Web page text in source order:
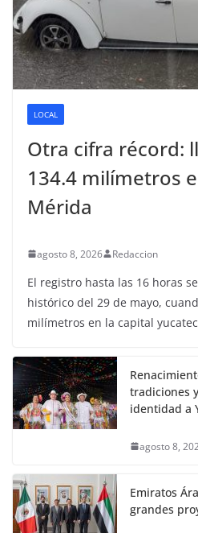
LOCAL
Otra cifra récord:
134.4 milímetros
Mérida
agosto 8, 2026 Redaccion
El registro hasta las 16 horas
histórico del 29 de mayo,
milímetros en la capital
tradiciones
identidad a
agosto 8,
Emiratos
grandes